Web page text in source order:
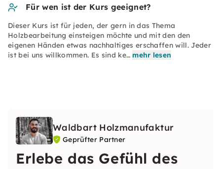
Für wen ist der Kurs geeignet?
Dieser Kurs ist für jeden, der gern in das Thema
Holzbearbeitung einsteigen möchte und mit den den
eigenen Händen etwas nachhaltiges erschaffen will. Jeder
ist bei uns willkommen. Es sind ke… mehr lesen
Waldbart Holzmanufaktur
Geprüfter Partner
Erlebe das Gefühl des